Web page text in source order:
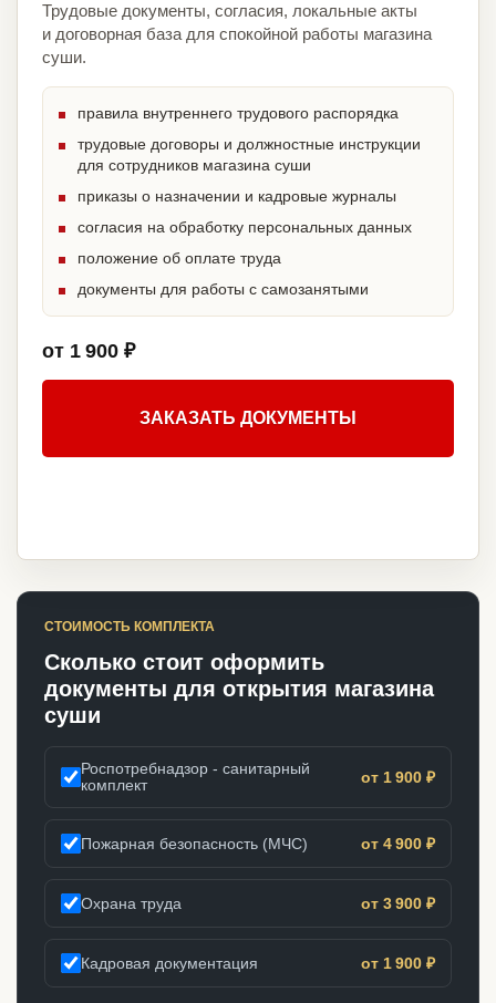
Трудовые документы, согласия, локальные акты
и договорная база для спокойной работы магазина
суши.
правила внутреннего трудового распорядка
трудовые договоры и должностные инструкции
для сотрудников магазина суши
приказы о назначении и кадровые журналы
согласия на обработку персональных данных
положение об оплате труда
документы для работы с самозанятыми
от 1 900 ₽
ЗАКАЗАТЬ ДОКУМЕНТЫ
СТОИМОСТЬ КОМПЛЕКТА
Сколько стоит оформить
документы для открытия магазина
суши
Роспотребнадзор - санитарный
комплект
от 1 900 ₽
Пожарная безопасность (МЧС) от 4 900 ₽
Охрана труда от 3 900 ₽
Кадровая документация от 1 900 ₽